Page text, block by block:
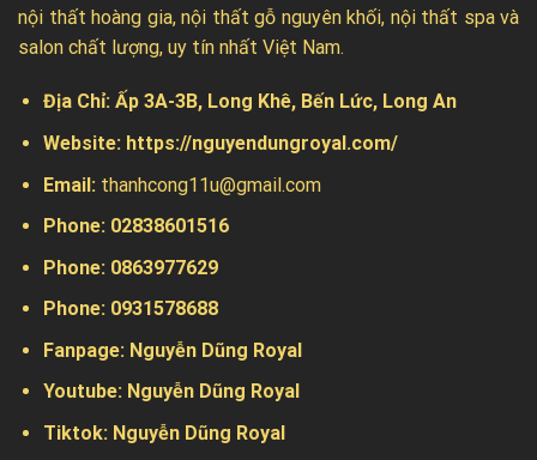
nội thất hoàng gia, nội thất gỗ nguyên khối, nội thất spa và
salon chất lượng, uy tín nhất Việt Nam.
Địa Chỉ: Ấp 3A-3B, Long Khê, Bến Lức, Long An
Website: https://nguyendungroyal.com/
Email: thanhcong11u@gmail.com
Phone: 02838601516
Phone: 0863977629
Phone: 0931578688
Fanpage: Nguyễn Dũng Royal
Youtube: Nguyễn Dũng Royal
Tiktok: Nguyễn Dũng Royal